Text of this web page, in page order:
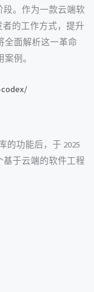
段。作为一款云端软
者的工作方式，提升
全面解析这一革命
例。
的功能后，于 2025
基于云端的软件工程